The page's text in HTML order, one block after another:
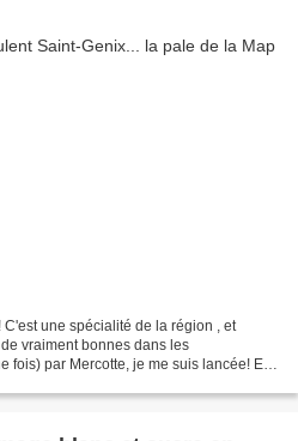
une spécialité de la région , et
vraiment bonnes dans les
fois) par Mercotte, je me suis lancée! Et